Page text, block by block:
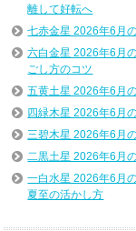
離して好転へ
七赤金星 2026年6月
六白金星 2026年6月
ごし方のコツ
五黄土星 2026年6月
四緑木星 2026年6月
三碧木星 2026年6月
二黒土星 2026年6月
一白水星 2026年6月
夏至の活かし方